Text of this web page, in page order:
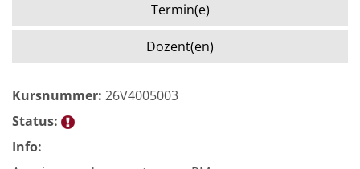
Termin(e)
Dozent(en)
Kursnummer: 26V4005003
Status:
Info: